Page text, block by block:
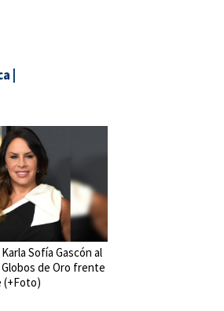
Sofía Gascón al
de Oro frente
(+Foto)